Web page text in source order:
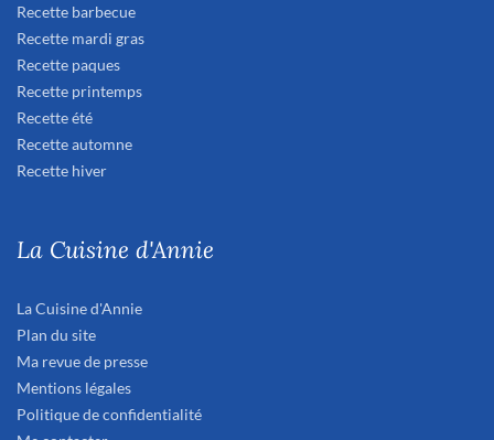
Recette barbecue
Recette mardi gras
Recette paques
Recette printemps
Recette été
Recette automne
Recette hiver
La Cuisine d'Annie
La Cuisine d'Annie
Plan du site
Ma revue de presse
Mentions légales
Politique de confidentialité